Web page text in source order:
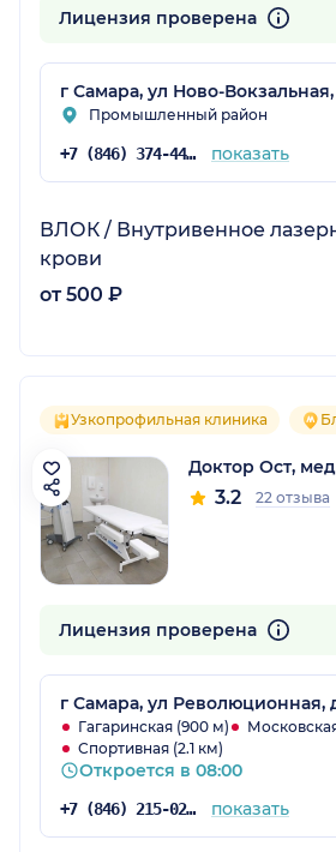
Лицензия проверена
г Самара, ул Ново-Вокзальная,
Промышленный район
+7 (846) 374-44-37 показать
ВЛОК / Внутривенное
крови
от 500 ₽
Узкопрофильная клиника
Доктор Ост,
3.2 22 отзыва
Лицензия проверена
г Самара, ул Революционная,
Гагаринская (900 м)
Спортивная (2.1 км)
Откроется в 08:00
+7 (846) 215-02-90 показать